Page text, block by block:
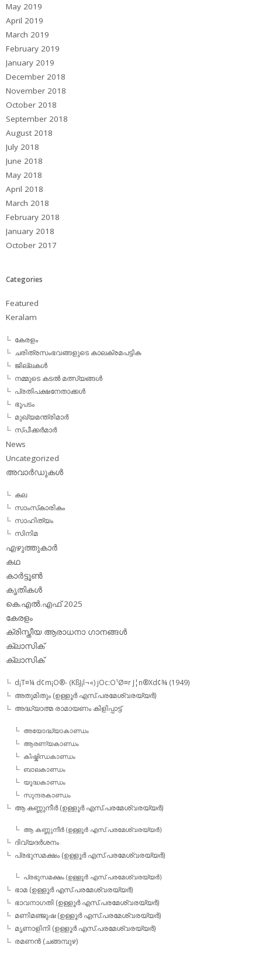
May 2019
April 2019
March 2019
February 2019
January 2019
December 2018
November 2018
October 2018
September 2018
August 2018
July 2018
June 2018
May 2018
April 2018
March 2018
February 2018
January 2018
October 2017
Categories
Featured
Keralam
കേരളം
ചരിത്രസംഭവങ്ങളുടെ കാലക്രമപട്ടിക
ജില്ലകള്‍
നമ്മുടെ കടല്‍ മത്സ്യങ്ങള്‍
പ്രതിപക്ഷനേതാക്കള്‍
ഭൂപടം
മുഖ്യമന്ത്രിമാര്‍
സ്പീക്കര്‍മാര്‍
News
Uncategorized
അവാര്‍ഡുകള്‍
കല
സാംസ്‌കാരികം
സാഹിത്യം
സിനിമ
എഴുത്തുകാര്‍
കഥ
കാര്‍ട്ടൂണ്‍
കൃതികള്‍
കെ.എല്‍.എഫ് 2025
കേരളം
ക്രിസ്തീയ ആരാധനാ ഗാനങ്ങള്‍
ക്ലാസിക്‌
ക്ലാസിക്
d¡T¤¼ d¢m¡O®- (KßJ¡l¬«) jOc:O¹Ø¤r J¦n®Xd¢¾ (1949)
അതുമിതും (ഉള്ളൂര്‍ എസ്.പരമേശ്വരയ്യര്‍)
അദ്ധ്യാത്മ രാമായണം കിളിപ്പാട്ട്‌
അയോദ്ധ്യാകാണ്ഡം
ആരണ്യകാണ്ഡം
കിഷ്കിന്ധകാണ്ഡം
ബാലകാണ്ഡം
യൂദ്ധകാണ്ഡം
സുന്ദരകാണ്ഡം
ആ കണ്ണുനീര്‍ (ഉള്ളൂര്‍ എസ്.പരമേശ്വരയ്യര്‍)
ആ കണ്ണുനീര്‍ (ഉള്ളൂര്‍ എസ്.പരമേശ്വരയ്യര്‍)
ദിവ്യദര്‍ശനം
പ്രഭുസമക്ഷം (ഉള്ളൂര്‍ എസ്.പരമേശ്വരയ്യര്‍)
പ്രഭുസമക്ഷം (ഉള്ളൂര്‍ എസ്.പരമേശ്വരയ്യര്‍)
ഭാമ (ഉള്ളൂര്‍ എസ്.പരമേശ്വരയ്യര്‍)
ഭാവനാഗതി (ഉള്ളൂര്‍ എസ്.പരമേശ്വരയ്യര്‍)
മണിമഞ്ജുഷ (ഉള്ളൂര്‍ എസ്.പരമേശ്വരയ്യര്‍)
മൃണാളിനി (ഉള്ളൂര്‍ എസ്.പരമേശ്വരയ്യര്‍)
രമണന്‍ (ചങ്ങമ്പുഴ)